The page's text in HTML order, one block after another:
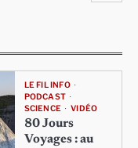
LE FIL INFO
PODCAST
SCIENCE
VIDÉO
80 Jours
Voyages : au